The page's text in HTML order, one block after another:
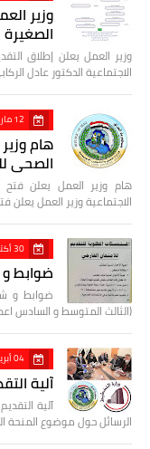
وزير
الصغيرة
وزير العمل يعلن إطلاق
الاجتماعية الدكتور عادل
12 مارس 2023
هام
الصحي
هام وزير العمل يعلن فتح
الاجتماعية وزير العمل
30 أكتوبر 2020
ضوابط و
ضوابط و
(الثالث المتوسط و السادس اعدادي
04 أبريل 2020
آلية
آلية
الرسائل حول موضوع المنحة